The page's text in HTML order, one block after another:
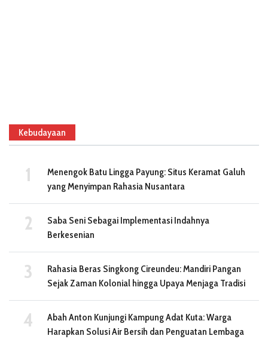
Kebudayaan
Menengok Batu Lingga Payung: Situs Keramat Galuh
yang Menyimpan Rahasia Nusantara
Saba Seni Sebagai Implementasi Indahnya
Berkesenian
Rahasia Beras Singkong Cireundeu: Mandiri Pangan
Sejak Zaman Kolonial hingga Upaya Menjaga Tradisi
Abah Anton Kunjungi Kampung Adat Kuta: Warga
Harapkan Solusi Air Bersih dan Penguatan Lembaga